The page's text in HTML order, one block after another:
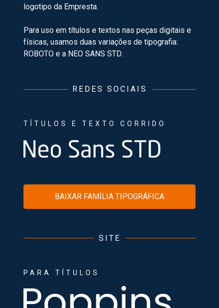
logotipo da Empresta.
Para uso em títulos e textos nas peças digitais e
físicas, usamos duas variações de tipografia:
ROBOTO e a NEO SANS STD.
REDES SOCIAIS
TÍTULOS E TEXTO CORRIDO
BAIXAR FAMÍLIA TIPOGRÁFICA
SITE
PARA TÍTULOS